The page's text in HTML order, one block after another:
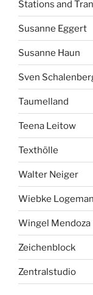
Stations and
Susanne Eggert
Susanne Haun
Sven
Taumelland
Teena Leitow
Texthölle
Walter Neiger
Wiebke
Wingel Mendoza
Zeichenblock
Zentralstudio